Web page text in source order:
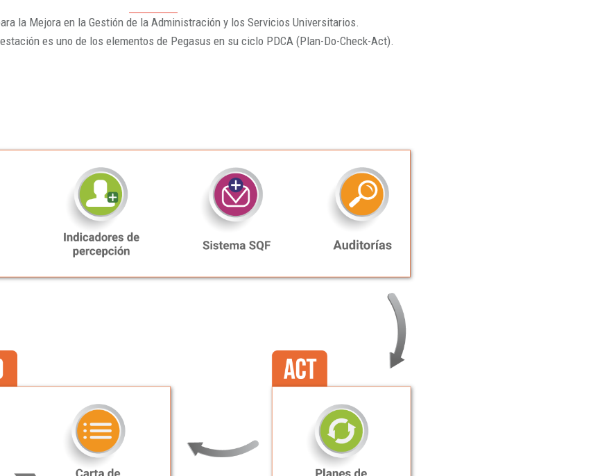
la Mejora en la Gestión de la Administración y los Servicios Universitarios.
es uno de los elementos de Pegasus en su ciclo PDCA (Plan-Do-Check-Act).